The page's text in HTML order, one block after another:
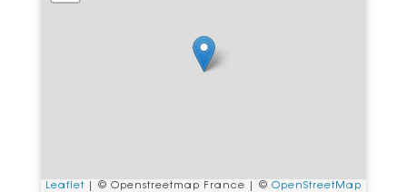
Leaflet| © Openstreetmap France | © OpenStreetMap